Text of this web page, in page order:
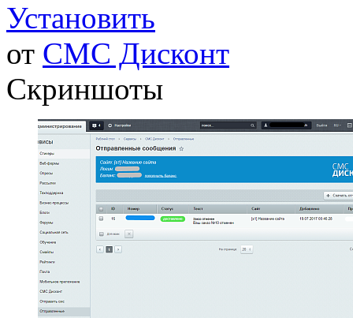
Установить
от СМС Дисконт
Скриншоты